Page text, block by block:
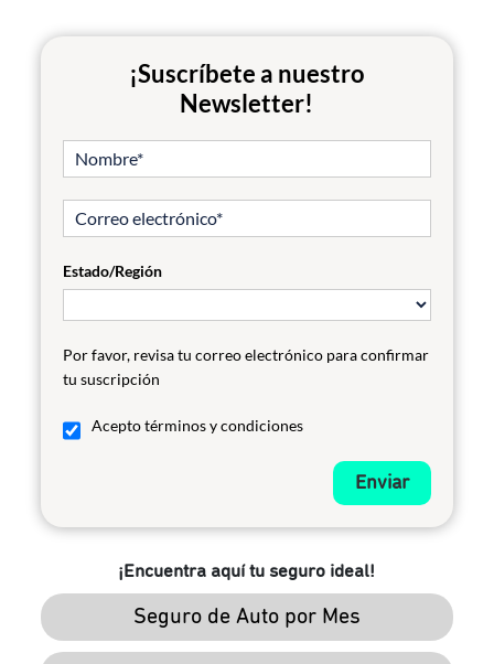
¡Suscríbete a nuestro
Newsletter!
Estado/Región
Por favor, revisa tu correo electrónico para confirmar
tu suscripción
Acepto términos y condiciones
Enviar
¡Encuentra aquí tu seguro ideal!
Seguro de Auto por Mes